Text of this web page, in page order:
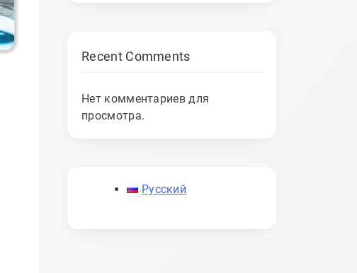
Recent Comments
Нет комментариев для
просмотра.
Русский